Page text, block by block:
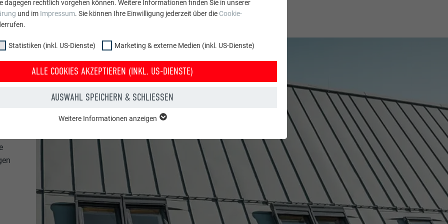
dagegen rechtlich vorgehen können. Weitere Informationen finden Sie in unserer
und im Impressum. Sie können Ihre Einwilligung jederzeit über die Cookie-
Statistiken (inkl. US-Dienste) Marketing & externe Medien (inkl. US-Dienste)
ALLE COOKIES AKZEPTIEREN (INKL. US-DIENSTE)
AUSWAHL SPEICHERN & SCHLIESSEN
die Website einwandfrei funktioniert.
PHPSESSID
PHP
Sitzung
Cookie-Informationen anzeigen
US-DIENSTE)
(inkl. US-Dienste)"-Cookies helfen uns zu verstehen, wie die Website genutzt wird.
gesammelt, um die Nutzererfahrung der Website zu verbessern.
Weitere Informationen anzeigen